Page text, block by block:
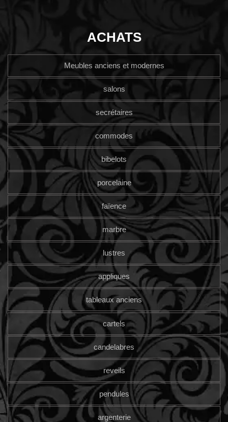
ACHATS
Meubles anciens et modernes
salons
secrétaires
commodes
bibelots
porcelaine
faïence
marbre
lustres
appliques
tableaux anciens
cartels
candelabres
reveils
pendules
argenterie